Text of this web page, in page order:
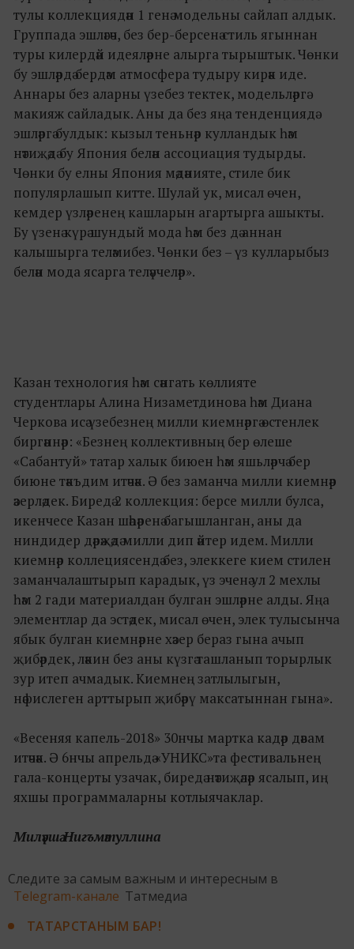
тулы коллекциядән 1 генә модельны сайлап алдык.
Группада эшләгәч, без бер-берсенә стиль ягыннан
туры килердәй идеяләрне алырга тырыштык. Чөнки
бу эшләрдә бердәм атмосфера тудыру кирәк иде.
Аннары без аларны үзебез тектек, модельләргә
макияж сайладык. Аны да без яңа тенденциядә
эшләргә булдык: кызыл теньнәр кулландык һәм
нәтиҗәдә бу Япония белән ассоциация тудырды.
Чөнки бу елны Япония мәдәнияте, стиле бик
популярлашып китте. Шулай ук, мисал өчен,
кемдер үзләренең кашларын агартырга ашыкты.
Бу үзенә күрә шундый мода һәм без дә аннан
калышырга теләмибез. Чөнки без – үз кулларыбыз
белән мода ясарга теләүчеләр».
Казан технология һәм сәнгать көллияте
студентлары Алина Низаметдинова һәм Диана
Черкова исә үзебезнең милли киемнәргә өстенлек
биргәннәр: «Безнең коллективның бер өлеше
«Сабантуй» татар халык биюен һәм яшьләрчә бер
биюне тәкъдим итәчәк. Ә без заманча милли киемнәр
әзерләдек. Биредә 2 коллекция: берсе милли булса,
икенчесе Казан шәһәренә багышланган, аны да
ниндидер дәрәҗәдә милли дип әйтер идем. Милли
киемнәр коллециясендә без, элеккеге кием стилен
заманчалаштырып карадык, үз эченә ул 2 мехлы
һәм 2 гади материалдан булган эшләрне алды. Яңа
элементлар да эстәдек, мисал өчен, элек тулысынча
ябык булган киемнәрне хәзер бераз гына ачып
җибәрдек, ләкин без аны күзгә ташланып торырлык
зур итеп ачмадык. Киемнең затлылыгын,
нәфислеген арттырып җибәрү максатыннан гына».
«Весеняя капель-2018» 30нчы мартка кадәр дәвам
итәчәк. Ә 6нчы апрельдә «УНИКС»та фестивальнең
гала-концерты узачак, биредә нәтиҗәләр ясалып, иң
яхшы программаларны котлыячаклар.
Миләүшә Нигъмәтуллина
Следите за самым важным и интересным в
Telegram-канале Татмедиа
ТАТАРСТАНЫМ БАР!